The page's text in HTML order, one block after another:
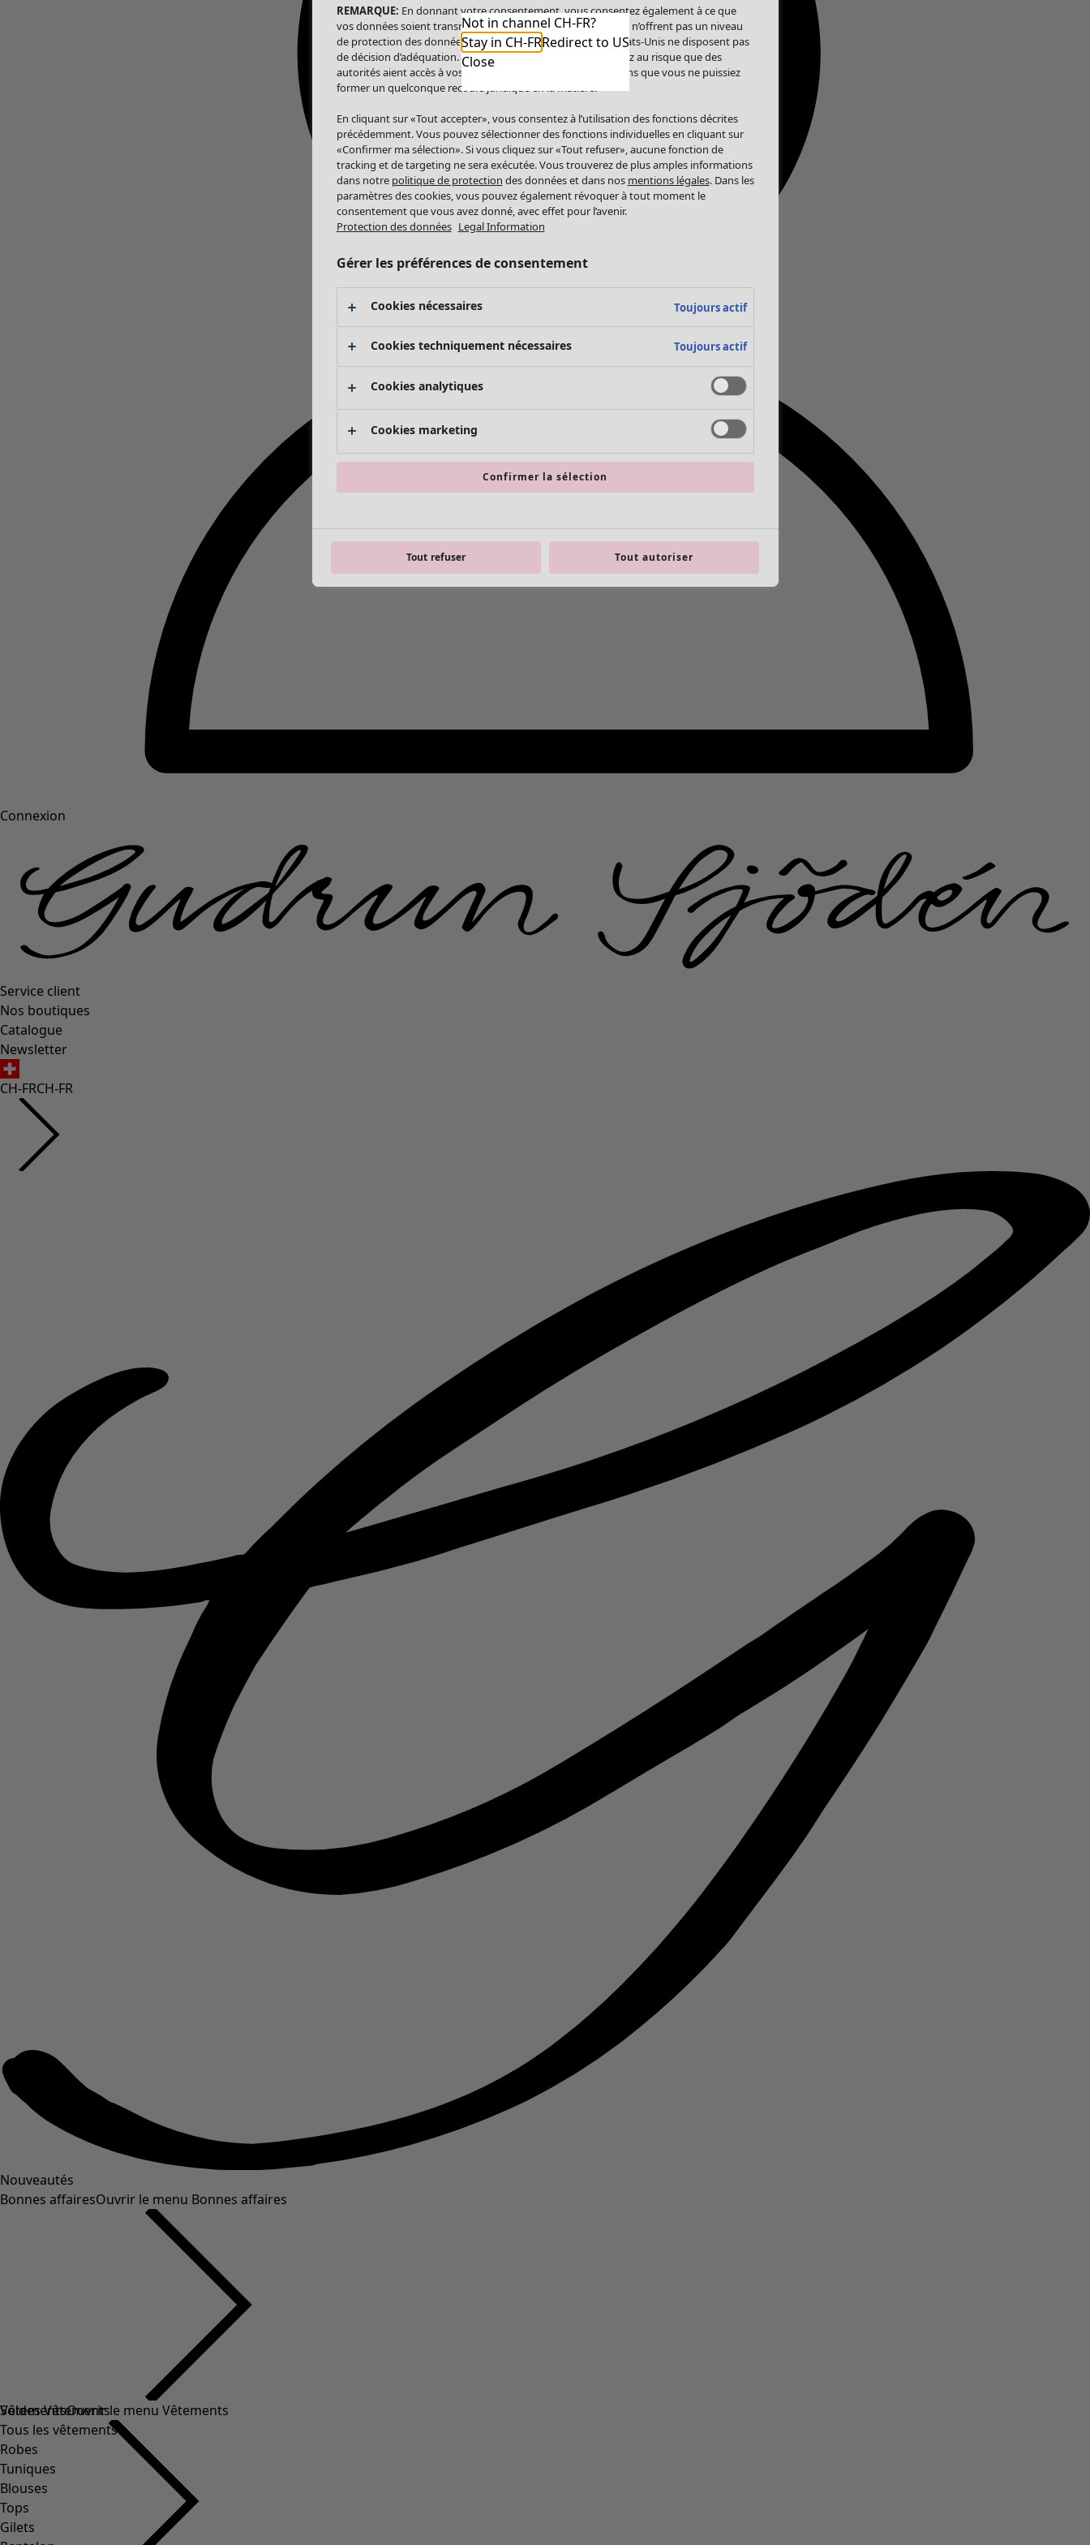
Connexion
Service client
Nos boutiques
Catalogue
Newsletter
CH-FRCH-FR
Nouveautés
Bonnes affairesOuvrir le menu Bonnes affaires
Soldes Vêtements
Tous les vêtements
Robes
Tuniques
Blouses
Tops
Gilets
VêtementsOuvrir le menu Vêtements
Not in channel CH-FR?
Stay in CH-FRRedirect to US
Close
REMARQUE: En donnant votre consentement, vous consentez également à ce que
vos données soient transmises aux États-Unis. Les États-Unis n’offrent pas un niveau
de protection des données comparable à celui de l’UE. Les États-Unis ne disposent pas
de décision d’adéquation. Par conséquent, vous vous exposez au risque que des
autorités aient accès à vos données à caractère personnel sans que vous ne puissiez
former un quelconque recours juridique en la matière.
En cliquant sur «Tout accepter», vous consentez à l’utilisation des fonctions décrites
précédemment. Vous pouvez sélectionner des fonctions individuelles en cliquant sur
«Confirmer ma sélection». Si vous cliquez sur «Tout refuser», aucune fonction de
tracking et de targeting ne sera exécutée. Vous trouverez de plus amples informations
dans notre politique de protection des données et dans nos mentions légales. Dans les
paramètres des cookies, vous pouvez également révoquer à tout moment le
consentement que vous avez donné, avec effet pour l’avenir.
Protection des données Legal Information
Gérer les préférences de consentement
Cookies nécessaires Toujours actif
Cookies techniquement nécessaires Toujours actif
Cookies analytiques
Cookies marketing
Confirmer la sélection
Tout refuser Tout autoriser